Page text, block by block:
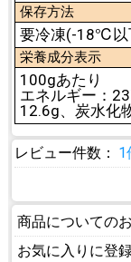
保存方法
要冷凍(-18℃以
栄養成分表示
100gあたり
エネルギー：
12.6g、炭水化
レビュー件数： 1
商品についての
お気に入りに登